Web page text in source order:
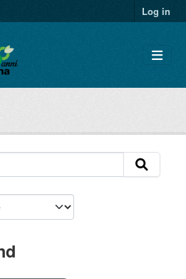
Log in